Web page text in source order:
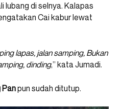
lubang di selnya. Kalapas
Cai kabur lewat
lapas, jalan samping, Bukan
dinding,” kata Jumadi.
Panpun sudah ditutup.